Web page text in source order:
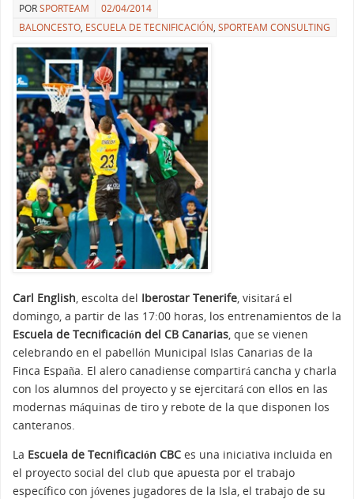
PORSPORTEAM
02/04/2014
BALONCESTO, ESCUELA DE TECNIFICACIÓN, SPORTEAM CONSULTING
Carl English, escolta del Iberostar Tenerife, visitará el
domingo, a partir de las 17:00 horas, los entrenamientos de la
Escuela de Tecnificación del CB Canarias, que se vienen
celebrando en el pabellón Municipal Islas Canarias de la
Finca España. El alero canadiense compartirá cancha y charla
con los alumnos del proyecto y se ejercitará con ellos en las
modernas máquinas de tiro y rebote de la que disponen los
canteranos.
La Escuela de Tecnificación CBC es una iniciativa incluida en
el proyecto social del club que apuesta por el trabajo
específico con jóvenes jugadores de la Isla, el trabajo de su